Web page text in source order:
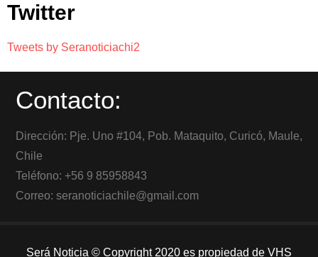
Twitter
Tweets by Seranoticiachi2
Contacto:
Dirección: Pje. Uno #104, Pob. Mataquito, Curicó, Maule,
Chile
Teléfono: +56 9 85958843
Correo: seranoticiachile@gmail.com
Será Noticia © Copyright 2020 es propiedad de VHS